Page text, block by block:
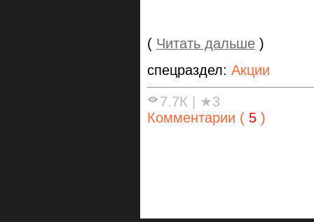
( Читать дальше )
спецраздел: Акции
7.7К
★3
Комментарии ( 5 )